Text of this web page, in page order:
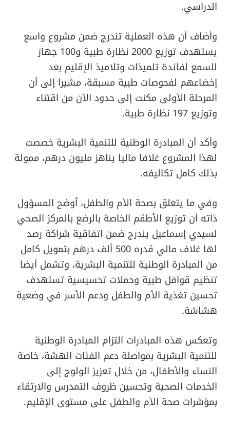
الدراسي.
وأضاف أن هذه العملية تندرج ضمن مشروع واسع
يستهدف توزيع 2000 نظارة طبية و100 جهاز
للسمع لفائدة تلميذات وتلاميذ الإقليم بعد
إخضاعهم لفحوصات طبية مسبقة، مشيرا إلى أن
المرحلة الأولى مكنت إلى حدود الآن من اقتناء
وتوزيع 197 نظارة طبية.
وأكد أن المبادرة الوطنية للتنمية البشرية خصصت
لهذا المشروع غلافا ماليا يناهز مليون درهم، ممولة
بذلك كامل تكاليفه.
وفي ما يتعلق بصحة الأم والطفل، أوضح المسؤول
ذاته أن توزيع الأطقم الخاصة بالرضع بالمركز الصحي
لسيدي إسماعيل يندرج ضمن اتفاقية شراكة رصد
لها غلاف مالي قدره 500 ألف درهم بتمويل كامل
من المبادرة الوطنية للتنمية البشرية، وتشمل أيضا
تنظيم قوافل طبية وحملات تحسيسية تستهدف
تحسين تغذية الأم والطفل ودعم الأسر في وضعية
هشاشة.
وتعكس هذه المبادرات التزام المبادرة الوطنية
للتنمية البشرية بمواصلة دعم الفئات الهشة، خاصة
النساء والأطفال، من خلال تعزيز الولوج إلى
الخدمات الصحية وتحسين ظروف التمدرس والارتقاء
بمؤشرات صحة الأم والطفل على مستوى الإقليم.